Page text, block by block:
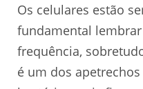
Os celulares estão
fundamental
frequência,
é um dos